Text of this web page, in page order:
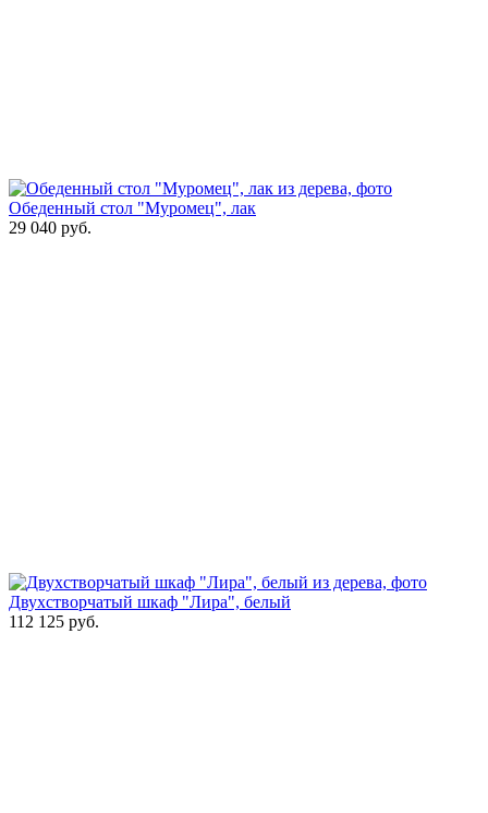
Обеденный стол "Муромец", лак
29 040 руб.
Двухстворчатый шкаф "Лира", белый
112 125 руб.